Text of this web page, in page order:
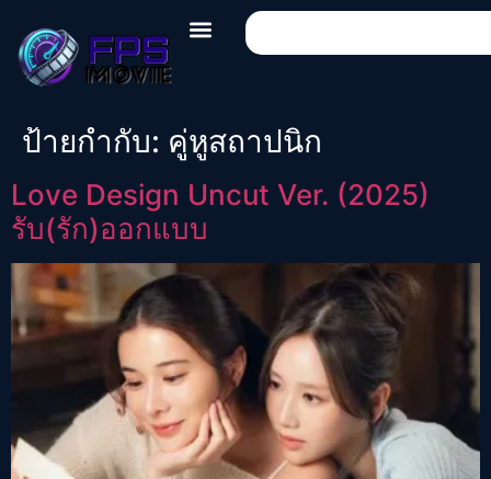
ป้ายกำกับ: คู่หูสถาปนิก
Love Design Uncut Ver. (2025)
รับ(รัก)ออกแบบ